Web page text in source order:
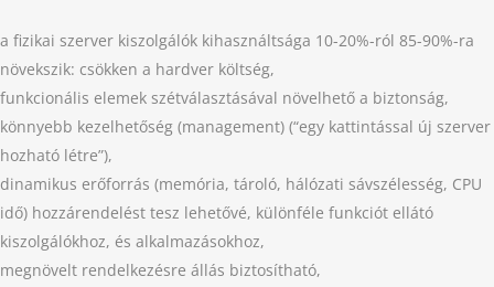
a fizikai szerver kiszolgálók kihasználtsága 10-20%-ról 85-90%-ra
növekszik: csökken a hardver költség,
funkcionális elemek szétválasztásával növelhető a biztonság,
könnyebb kezelhetőség (management) (“egy kattintással új szerver
hozható létre”),
dinamikus erőforrás (memória, tároló, hálózati sávszélesség, CPU
idő) hozzárendelést tesz lehetővé, különféle funkciót ellátó
kiszolgálókhoz, és alkalmazásokhoz,
megnövelt rendelkezésre állás biztosítható,